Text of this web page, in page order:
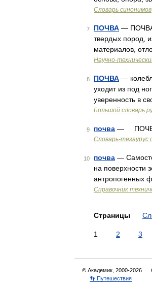
Словарь синонимов
7 ПОЧВА — ПОЧВА,
твердых пород,
материалов,
Научно-
8 ПОЧВА —
уходит из под
уверенность в
Большой словарь
9 почва — ПОЧВА,
Словарь-тезаурус
10 почва —
на поверхности
антропогенных
Справочник
Страницы
1 2 3
© Академик, 2000-2026
👣 Путешествия